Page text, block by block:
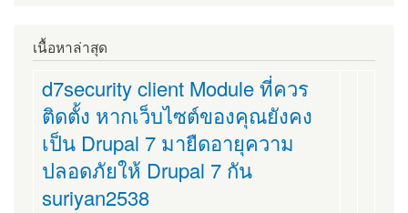
เนื้อหาล่าสุด
d7security client Module ที่ควร
ติดตั้ง หากเว็บไซต์ของคุณยังคง
เป็น Drupal 7 มายืดอายุความ
ปลอดภัยให้ Drupal 7 กัน
suriyan2538